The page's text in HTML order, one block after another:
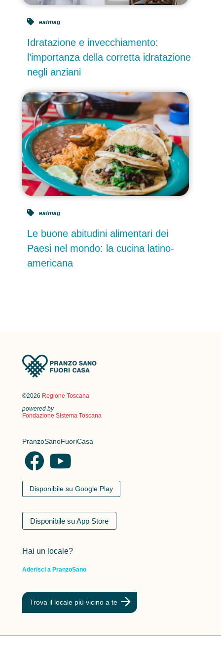
Idratazione e invecchiamento:
l’importanza della corretta idratazione
negli anziani
eatmag
Le buone abitudini alimentari dei
Paesi nel mondo: la cucina latino-
americana
eatmag
©2026 Regione Toscana
powered by
Fondazione Sistema Toscana
PranzoSanoFuoriCasa
Disponibile su Google Play
Disponibile su App Store
Hai un locale?
Aderisci a PranzoSano
Trova il locale più vicino a te